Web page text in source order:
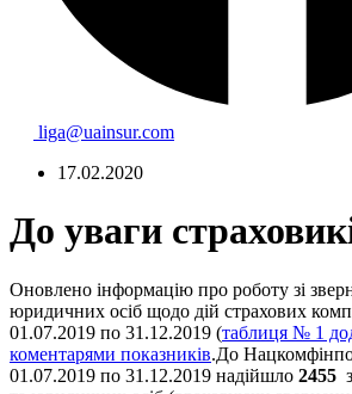
liga@uainsur.com
17.02.2020
До уваги
Оновлено інформацію про роботу зі
юридичних осіб щодо дій страхових
01.07.2019 по 31.12.2019 (таблиця № 1
коментарями показників.До
01.07.2019 по 31.12.2019 надійшло 2455